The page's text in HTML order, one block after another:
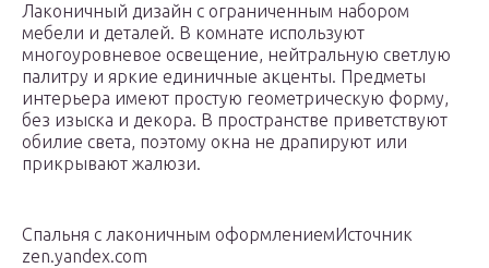
Лаконичный дизайн с ограниченным набором
мебели и деталей. В комнате используют
многоуровневое освещение, нейтральную светлую
палитру и яркие единичные акценты. Предметы
интерьера имеют простую геометрическую форму,
без изыска и декора. В пространстве приветствуют
обилие света, поэтому окна не драпируют или
прикрывают жалюзи.
Спальня с лаконичным оформлениемИсточник
zen.yandex.com